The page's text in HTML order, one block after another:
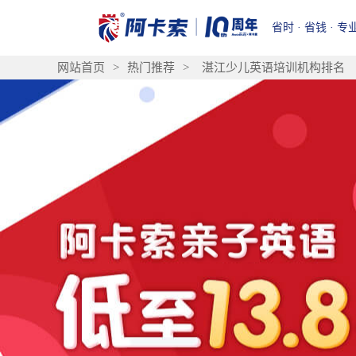
省时 · 省钱 · 专
网站首页 > 热门推荐 > 湛江少儿英语培训机构排名